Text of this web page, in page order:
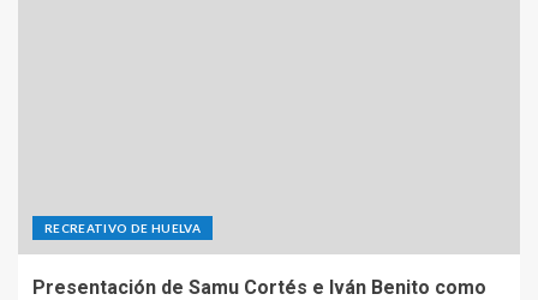
RECREATIVO DE HUELVA
Presentación de Samu Cortés e Iván Benito como